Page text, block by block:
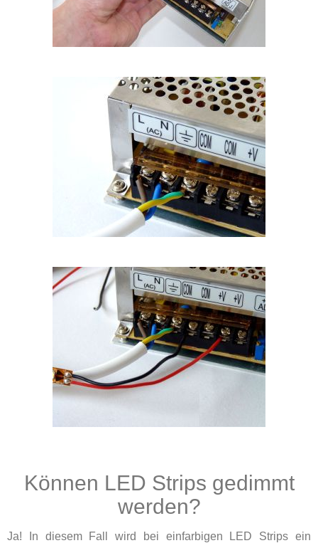
Können LED Strips gedimmt
werden?
Ja! In diesem Fall wird bei einfarbigen LED Strips ein